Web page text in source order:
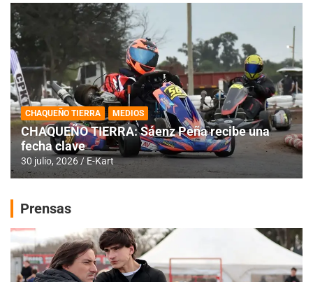
CHAQUEÑO TIERRA MEDIOS
CHAQUEÑO TIERRA: Sáenz Peña recibe una
fecha clave
30 julio, 2026 E-Kart
Prensas